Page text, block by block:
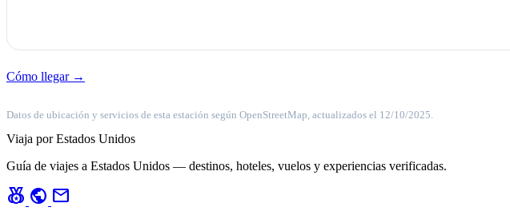
Cómo llegar →
Datos de ubicación y servicios de esta estación según OpenStreetMap, actualizados el 12/10/2025.
Viaja por Estados Unidos
Guía de viajes a Estados Unidos — destinos, hoteles, vuelos y experiencias verificadas.
social_leaderboard public mail